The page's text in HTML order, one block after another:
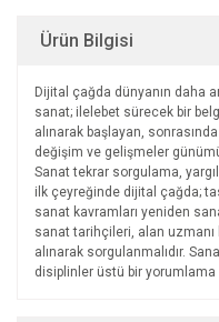
Ürün Bilgisi
Dijital çağda dünyanın daha
sanat; ilelebet sürecek bir
alınarak başlayan,
değişim ve gelişmeler
Sanat tekrar sorgulama,
ilk çeyreğinde dijital çağda;
sanat kavramları yeni­den
sanat tarihçileri, alan uzmanı
alınarak sorgu­lanmalıdır.
disiplin­ler üstü bir yorumlama